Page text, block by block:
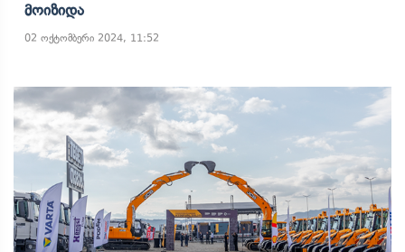
Მოიზიდა
02 ოქტომბერი 2024, 11:52